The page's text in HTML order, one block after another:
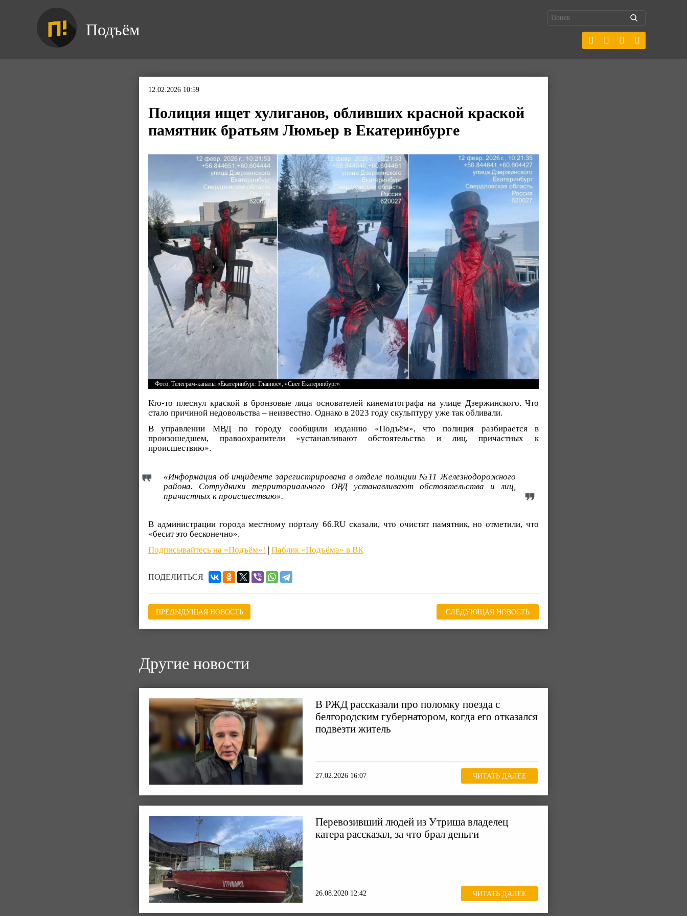
Подъём
12.02.2026 10:59
Полиция ищет хулиганов, обливших красной краской
памятник братьям Люмьер в Екатеринбурге
Фото: Телеграм-каналы «Екатеринбург. Главное», «Свет Екатеринбург»
Кто-то плеснул краской в бронзовые лица основателей кинематографа на улице Дзержинского. Что
стало причиной недовольства – неизвестно. Однако в 2023 году скульптуру уже так обливали.
В управлении МВД по городу сообщили изданию «Подъём», что полиция разбирается в
произошедшем, правоохранители «устанавливают обстоятельства и лиц, причастных к
происшествию».
«Информация об инциденте зарегистрирована в отделе полиции №11 Железнодорожного
района. Сотрудники территориального ОВД устанавливают обстоятельства и лиц,
причастных к происшествию».
В администрации города местному порталу 66.RU сказали, что очистят памятник, но отметили, что
«бесит это бесконечно».
Подписывайтесь на «Подъём»!
Паблик «Подъёма» в ВК
ПОДЕЛИТЬСЯ
ПРЕДЫДУЩАЯ НОВОСТЬ СЛЕДУЮЩАЯ НОВОСТЬ
Другие новости
В РЖД рассказали про поломку поезда с
белгородским губернатором, когда его отказался
подвезти житель
27.02.2026 16:07 ЧИТАТЬ ДАЛЕЕ
Перевозивший людей из Утриша владелец
катера рассказал, за что брал деньги
26.08.2020 12:42 ЧИТАТЬ ДАЛЕЕ